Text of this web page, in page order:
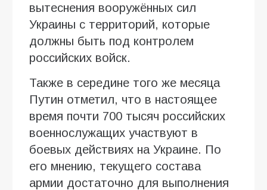
вытеснения вооружённых сил
Украины с территорий, которые
должны быть под контролем
российских войск.
Также в середине того же месяца
Путин отметил, что в настоящее
время почти 700 тысяч российских
военнослужащих участвуют в
боевых действиях на Украине. По
его мнению, текущего состава
армии достаточно для выполнения